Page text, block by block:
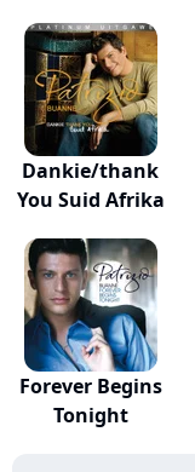
Dankie/thank
You Suid Afrika
Forever Begins
Tonight